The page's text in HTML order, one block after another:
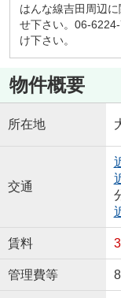
はんな線吉田周辺
せ下さい。06-
け下さい。
物件概要
所在地
交通
賃料
管理費等